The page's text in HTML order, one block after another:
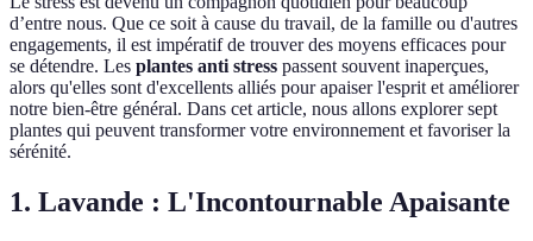
d’entre nous. Que ce soit à cause du travail, de la famille ou d'autres
engagements, il est impératif de trouver des moyens efficaces pour
se détendre. Les plantes anti stress passent souvent inaperçues,
alors qu'elles sont d'excellents alliés pour apaiser l'esprit et améliorer
notre bien-être général. Dans cet article, nous allons explorer sept
plantes qui peuvent transformer votre environnement et favoriser la
sérénité.
1. Lavande : L'Incontournable Apaisante